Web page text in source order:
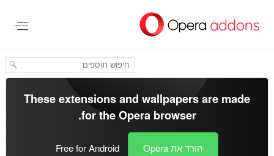
העיקרי
These extensions and wallpapers are made
for theOpera browser
.
הורד את Opera Free for Android